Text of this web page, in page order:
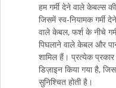
हम गर्मी देने वाले केबल्स
जिसमें स्व-नियामक गर्मी
वाले केबल, फर्श के नीचे
पिघलाने वाले केबल और
शामिल हैं। प्रत्येक प्रकार
डिज़ाइन किया गया है,
सुनिश्चित होती है।